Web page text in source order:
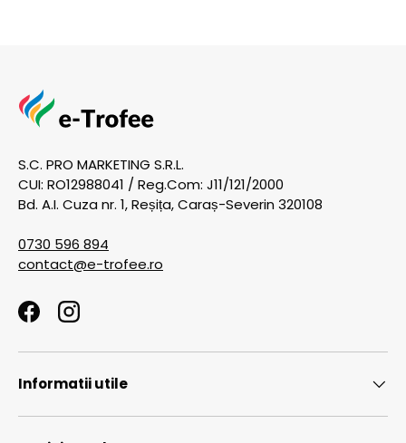
S.C. PRO MARKETING S.R.L.
CUI: RO12988041 / Reg.Com: J11/121/2000
Bd. A.I. Cuza nr. 1, Reșița, Caraș-Severin 320108
0730 596 894
contact@e-trofee.ro
FacebookInstagram
Informatii utile